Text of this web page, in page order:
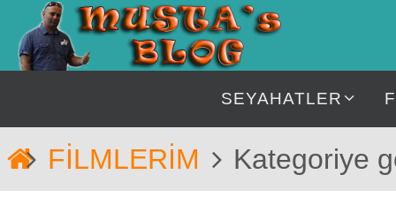
İçeriğe
geç
SEYAHATLER
FİLMLERİM Kategoriye